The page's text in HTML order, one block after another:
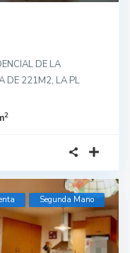
DE LA
DE 221M2, LA PL
2
Segunda Mano